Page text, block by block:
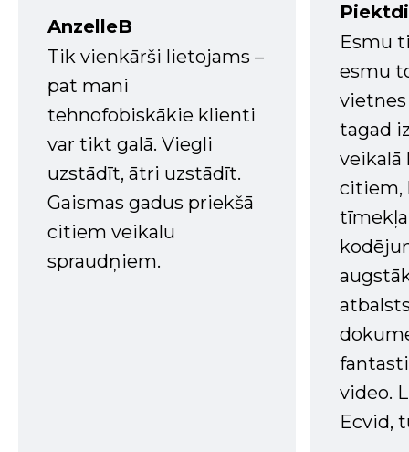
AnzelleB
Tik vienkārši lietojams –
pat mani
tehnofobiskākie klienti
var tikt galā. Viegli
uzstādīt, ātri uzstādīt.
Gaismas gadus priekšā
citiem veikalu
spraudņiem.
Esmu
esmu
tagad
veikalā
citiem,
tīmekļa
video.
Ecvid,